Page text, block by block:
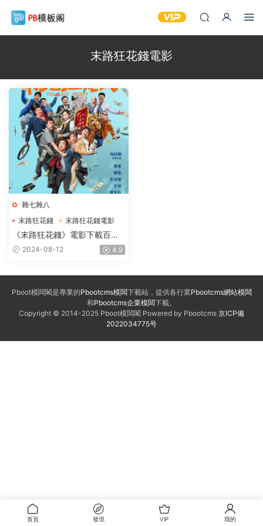
末路狂花錢電影
雜七雜八
末路狂花錢
末路狂花錢電影
末路狂花錢電影下載
《末路狂花錢》電影下載百度
網盤HD國語中字2.31GB
2024-08-12 4.9
Pboot模闆閣是專業的Pbootcms模闆下載站，提供各行業Pbootcms網站模闆
和Pbootcms企業模闆下載。
Copyright © 2014-2025 Pboot模闆閣 Powered by Pbootcms 京ICP備
2022034775号
首頁 發現 VIP 我的